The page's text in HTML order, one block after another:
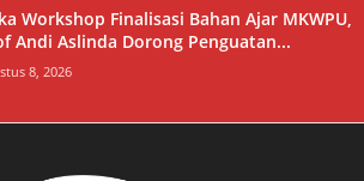
Workshop Finalisasi Bahan Ajar MKWPU,
Andi Aslinda Dorong Penguatan...
8, 2026